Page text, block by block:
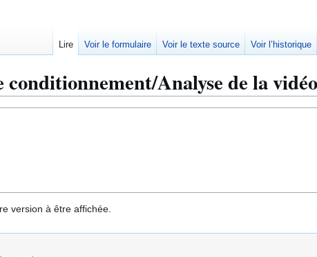
conditionnement/Analyse de la
version à être affichée.
Lire Voir le formulaire Voir le texte source Voir l’historique